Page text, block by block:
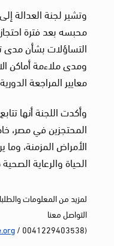
وتشير لجنة العدالة
محبسه بعد فترة
التساؤلات بشأن مدى
ومدى ملاءمة أماكن
معايير المراجعة
وأكدت اللجنة أنها
المحتجزين في مصر،
الأمراض المزمنة،
الحياة والرعاية
لمزيد من المعلومات
التواصل معنا
(0041229403538 /